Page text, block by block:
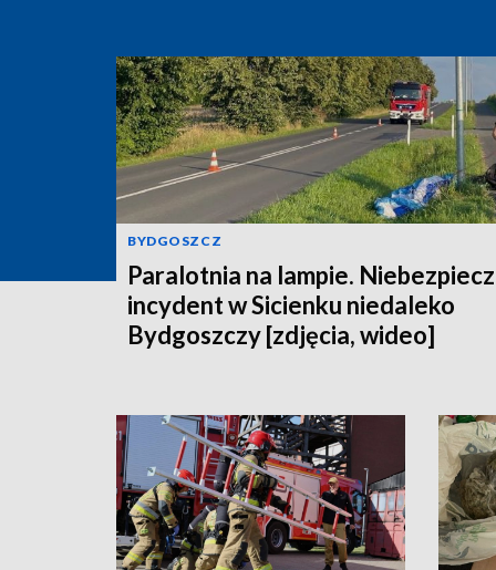
BYDGOSZCZ
Paralotnia na lampie.
incydent w Sicienku niedaleko
Bydgoszczy [zdjęcia, wideo]